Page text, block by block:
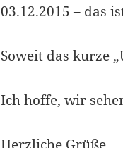
03.12.2015 – das
Soweit das kurze
Ich hoffe, wir